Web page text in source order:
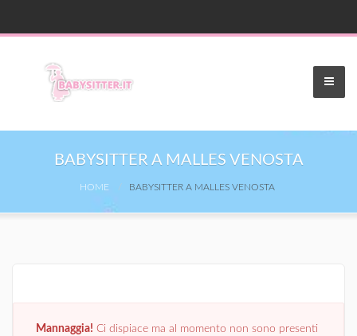
BABYSITTER A MALLES VENOSTA
HOME BABYSITTER A MALLES VENOSTA
Mannaggia! Ci dispiace ma al momento non sono presenti